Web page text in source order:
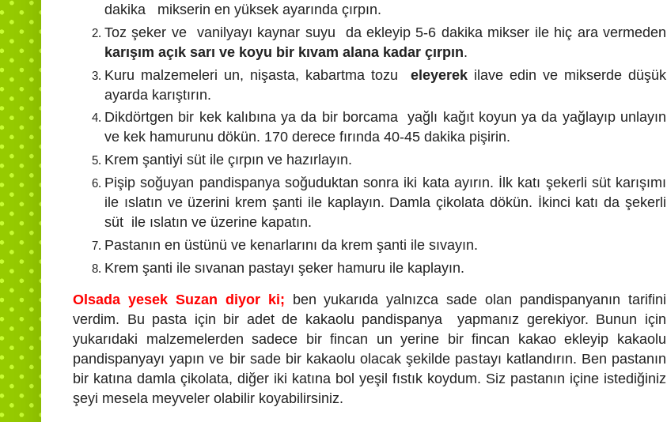
dakika mikserin en yüksek ayarında çırpın.
Toz şeker ve vanilyayı kaynar suyu da ekleyip 5-6 dakika mikser ile hiç ara vermeden
karışım açık sarı ve koyu bir kıvam alana kadar çırpın.
Kuru malzemeleri un, nişasta, kabartma tozu eleyerek ilave edin ve mikserde düşük
ayarda karıştırın.
Dikdörtgen bir kek kalıbına ya da bir borcama yağlı kağıt koyun ya da yağlayıp unlayın
ve kek hamurunu dökün. 170 derece fırında 40-45 dakika pişirin.
Krem şantiyi süt ile çırpın ve hazırlayın.
Pişip soğuyan pandispanya soğuduktan sonra iki kata ayırın. İlk katı şekerli süt karışımı
ile ıslatın ve üzerini krem şanti ile kaplayın. Damla çikolata dökün. İkinci katı da şekerli
süt ile ıslatın ve üzerine kapatın.
Pastanın en üstünü ve kenarlarını da krem şanti ile sıvayın.
Krem şanti ile sıvanan pastayı şeker hamuru ile kaplayın.
Olsada yesek Suzan diyor ki; ben yukarıda yalnızca sade olan pandispanyanın tarifini
verdim. Bu pasta için bir adet de kakaolu pandispanya yapmanız gerekiyor. Bunun için
yukarıdaki malzemelerden sadece bir fincan un yerine bir fincan kakao ekleyip kakaolu
pandispanyayı yapın ve bir sade bir kakaolu olacak şekilde pastayı katlandırın. Ben pastanın
bir katına damla çikolata, diğer iki katına bol yeşil fıstık koydum. Siz pastanın içine istediğiniz
şeyi mesela meyveler olabilir koyabilirsiniz.